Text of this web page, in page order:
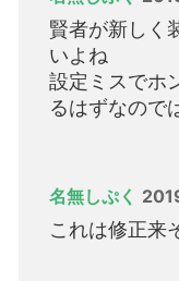
賢者が新しく
いよね
設定ミスでホ
るはずなので
名無しぷく
これは修正来